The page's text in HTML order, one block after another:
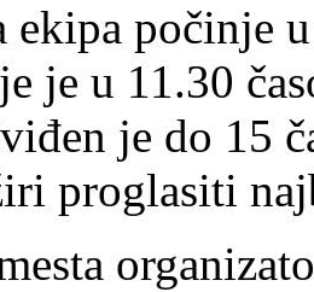
ekipa počinje
je u 11.30
je do 15
proglasiti